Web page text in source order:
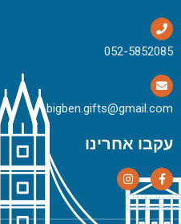
bigben.gifts@gmail.com
עקבו אחרינו